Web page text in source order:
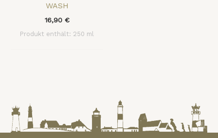
WASH
16,90 €
Produkt enthält: 250 ml